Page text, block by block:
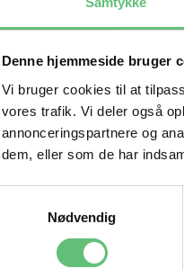
Denne hjemmeside bruger
Vi bruger cookies til at
vores trafik. Vi deler også
annonceringspartnere og
dem, eller som de har
Nødvendig